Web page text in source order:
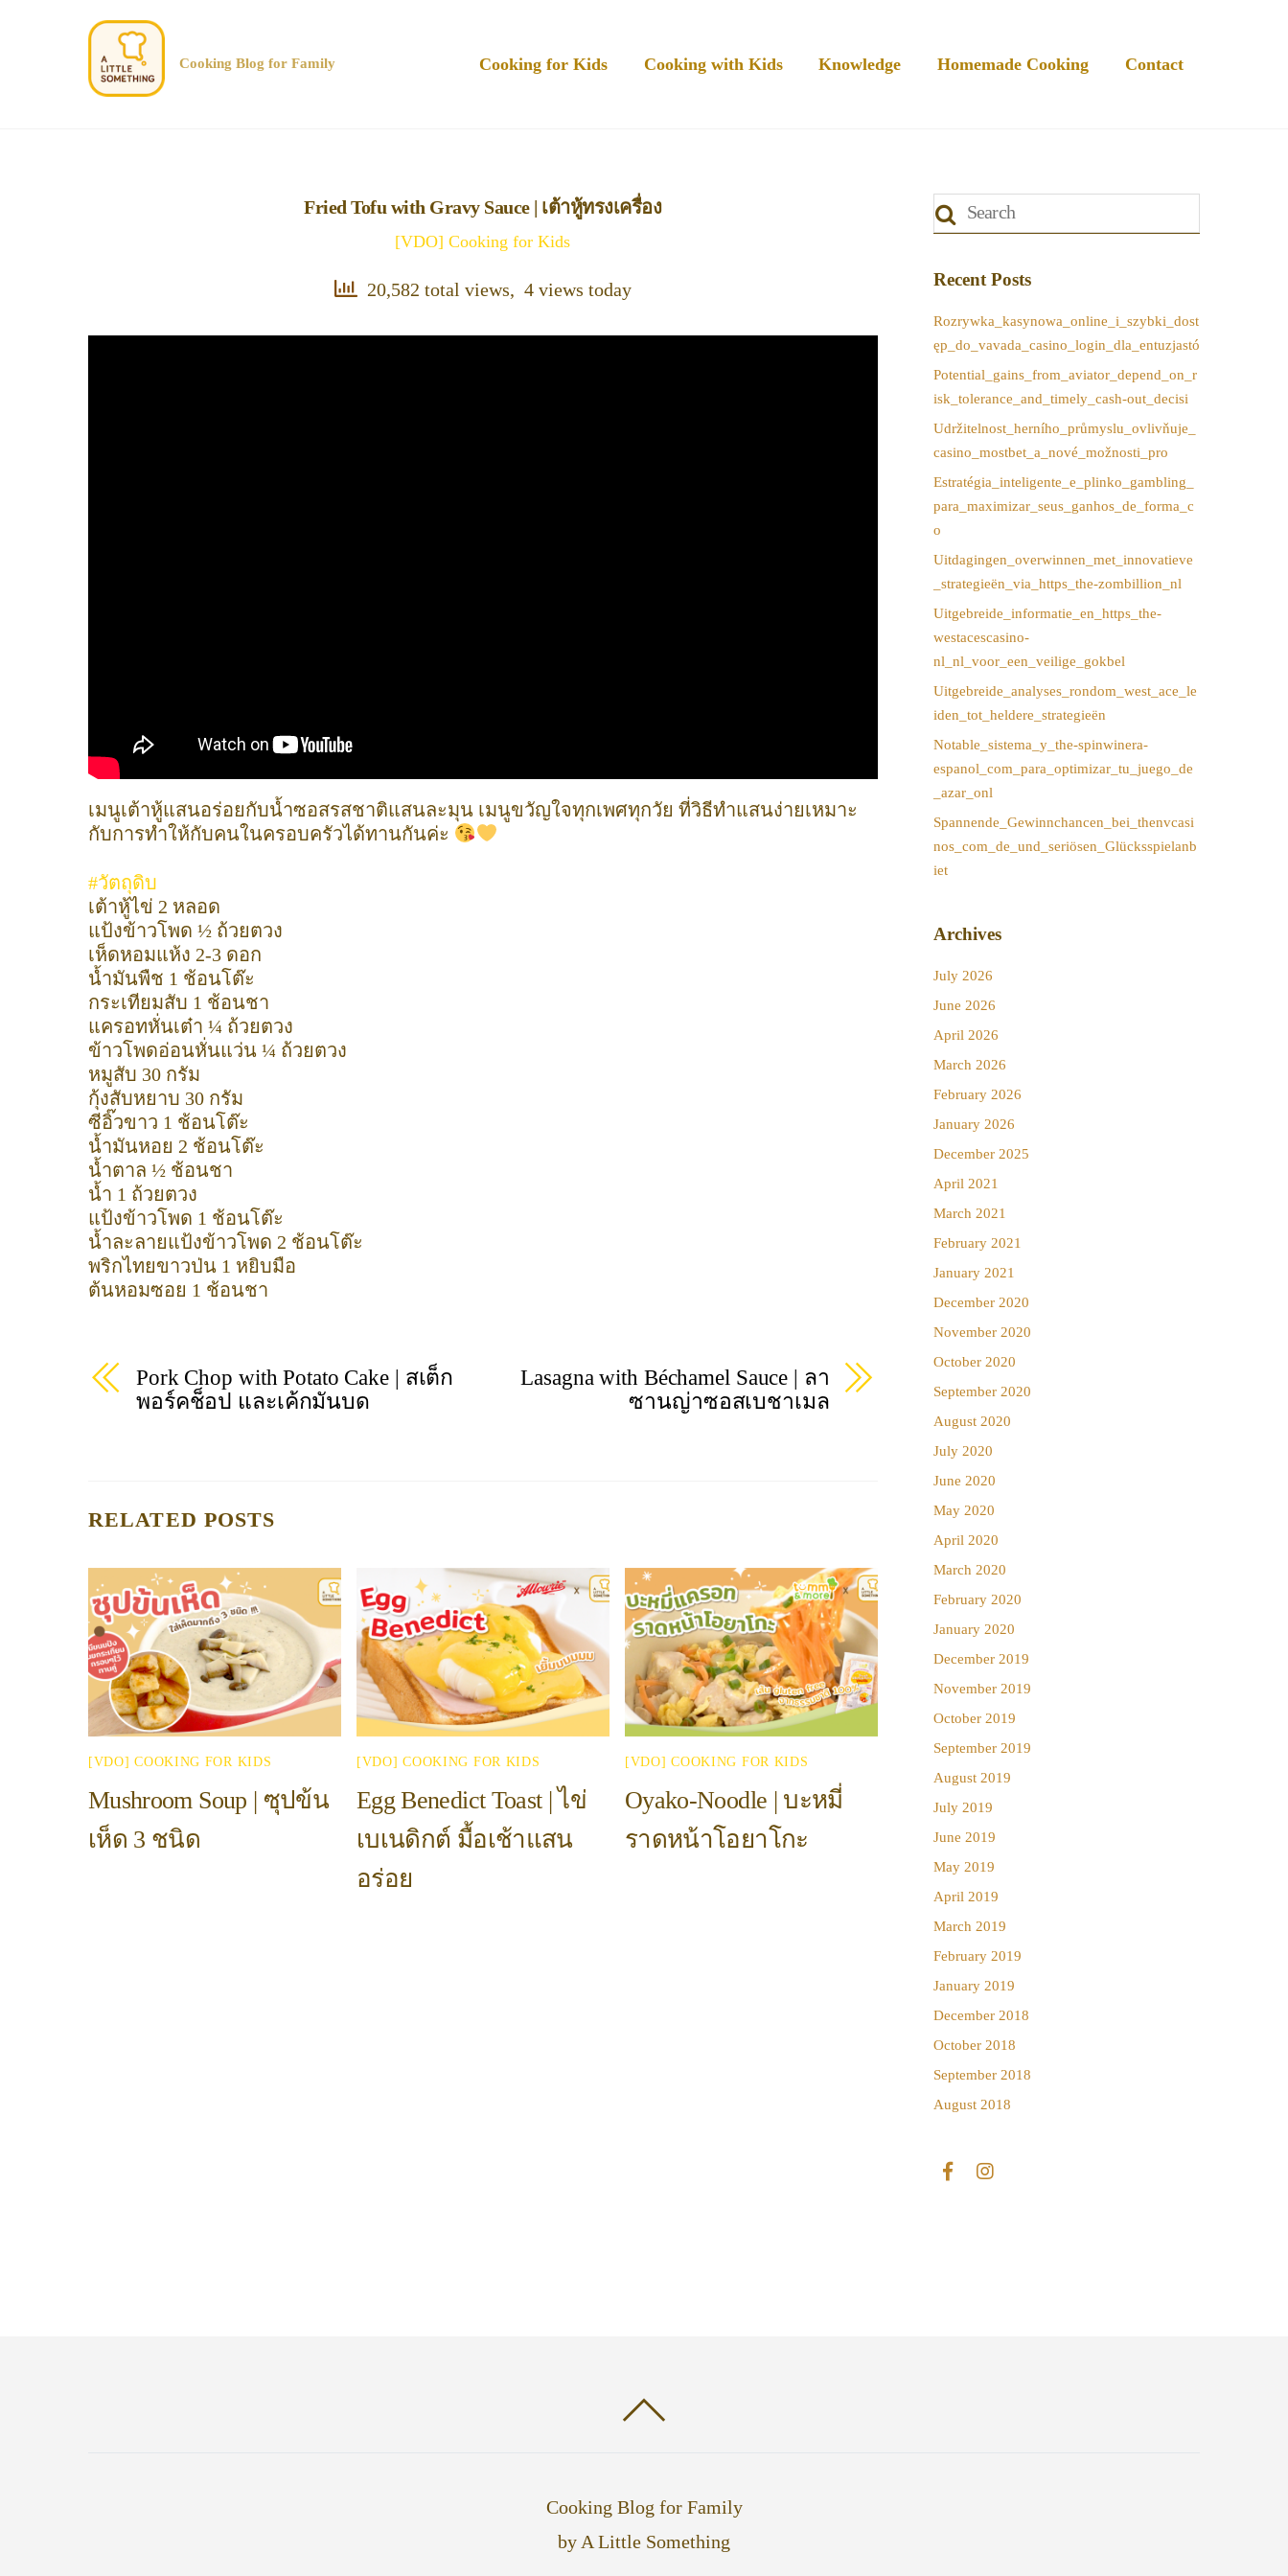
Cooking Blog for Family Cooking for Kids Cooking with Kids Knowledge Homemade Cooking Contact
Fried Tofu with Gravy Sauce | เต้าหู้ทรงเครื่อง
[VDO] Cooking for Kids
20,582 total views, 4 views today
เมนูเต้าหู้แสนอร่อยกับน้ำซอสรสชาติแสนละมุน เมนูขวัญใจทุกเพศทุกวัย ที่วิธีทำแสนง่ายเหมาะ
กับการทำให้กับคนในครอบครัวได้ทานกันค่ะ
#วัตถุดิบ
เต้าหู้ไข่ 2 หลอด
แป้งข้าวโพด ½ ถ้วยตวง
เห็ดหอมแห้ง 2-3 ดอก
น้ำมันพืช 1 ช้อนโต๊ะ
กระเทียมสับ 1 ช้อนชา
แครอทหั่นเต๋า ¼ ถ้วยตวง
ข้าวโพดอ่อนหั่นแว่น ¼ ถ้วยตวง
หมูสับ 30 กรัม
กุ้งสับหยาบ 30 กรัม
ซีอิ๊วขาว 1 ช้อนโต๊ะ
น้ำมันหอย 2 ช้อนโต๊ะ
น้ำตาล ½ ช้อนชา
น้ำ 1 ถ้วยตวง
แป้งข้าวโพด 1 ช้อนโต๊ะ
น้ำละลายแป้งข้าวโพด 2 ช้อนโต๊ะ
พริกไทยขาวป่น 1 หยิบมือ
ต้นหอมซอย 1 ช้อนชา
Pork Chop with Potato Cake | สเต็ก
พอร์คช็อป และเค้กมันบด
Lasagna with Béchamel Sauce | ลา
ซานญ่าซอสเบชาเมล
RELATED POSTS
[VDO] COOKING FOR KIDS
Mushroom Soup | ซุปข้น
เห็ด 3 ชนิด
[VDO] COOKING FOR KIDS
Egg Benedict Toast | ไข่
เบเนดิกต์ มื้อเช้าแสน
อร่อย
[VDO] COOKING FOR KIDS
Oyako-Noodle | บะหมี่
ราดหน้าโอยาโกะ
Recent Posts
Rozrywka_kasynowa_online_i_szybki_dost
ęp_do_vavada_casino_login_dla_entuzjastó
Potential_gains_from_aviator_depend_on_r
isk_tolerance_and_timely_cash-out_decisi
Udržitelnost_herního_průmyslu_ovlivňuje_
casino_mostbet_a_nové_možnosti_pro
Estratégia_inteligente_e_plinko_gambling_
para_maximizar_seus_ganhos_de_forma_c
o
Uitdagingen_overwinnen_met_innovatieve
_strategieën_via_https_the-zombillion_nl
Uitgebreide_informatie_en_https_the-
westacescasino-
nl_nl_voor_een_veilige_gokbel
Uitgebreide_analyses_rondom_west_ace_le
iden_tot_heldere_strategieën
Notable_sistema_y_the-spinwinera-
espanol_com_para_optimizar_tu_juego_de
_azar_onl
Spannende_Gewinnchancen_bei_thenvcasi
nos_com_de_und_seriösen_Glücksspielanb
iet
Archives
July 2026
June 2026
April 2026
March 2026
February 2026
January 2026
December 2025
April 2021
March 2021
February 2021
January 2021
December 2020
November 2020
October 2020
September 2020
August 2020
July 2020
June 2020
May 2020
April 2020
March 2020
February 2020
January 2020
December 2019
November 2019
October 2019
September 2019
August 2019
July 2019
June 2019
May 2019
April 2019
March 2019
February 2019
January 2019
December 2018
October 2018
September 2018
August 2018
Cooking Blog for Family
by A Little Something